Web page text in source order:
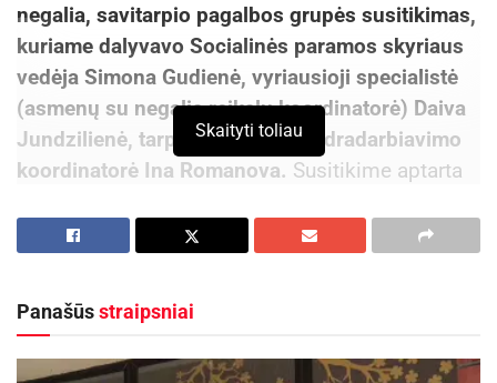
negalia, savitarpio pagalbos grupės susitikimas,
kuriame dalyvavo Socialinės paramos skyriaus
vedėja Simona Gudienė, vyriausioji specialistė
(asmenų su negalia reikalų koordinatorė) Daiva
Jundzilienė, tarpinstitucinio bendradarbiavimo
koordinatorė Ina Romanova. Susitikime aptarta
socialinės priežiūros paslaugų teikimo vaikams
Ina Romanova pristatė koordinuotai teikiamas
Skaityti toliau
Panašūsstraipsniai